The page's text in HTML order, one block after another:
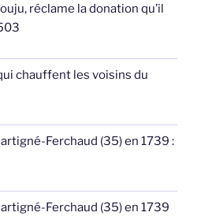
réclame la donation qu’il
chauffent les voisins du
Ferchaud (35) en 1739 :
Ferchaud (35) en 1739